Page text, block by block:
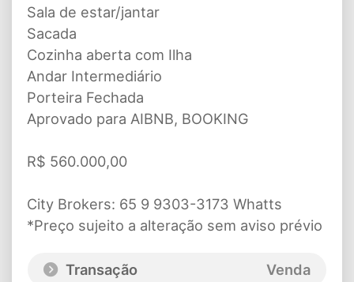
Sala de estar/jantar
Sacada
Cozinha aberta com Ilha
Andar Intermediário
Porteira Fechada
Aprovado para AIBNB, BOOKING
R$ 560.000,00
City Brokers: 65 9 9303-3173 Whatts
*Preço sujeito a alteração sem aviso prévio
Transação
Venda